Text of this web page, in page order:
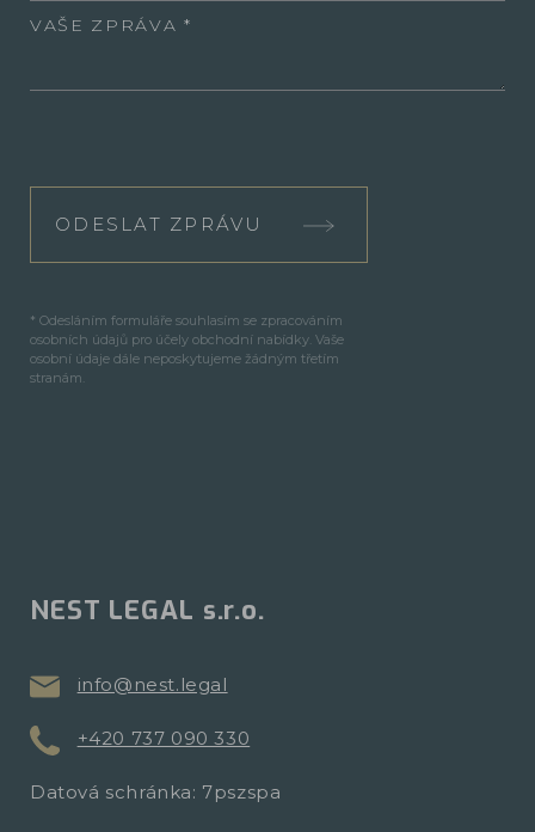
VAŠE ZPRÁVA
ODESLAT ZPRÁVU
* Odesláním formuláře souhlasím se zpracováním
osobních údajů pro účely obchodní nabídky. Vaše
osobní údaje dále neposkytujeme žádným třetím
stranám.
NEST LEGAL s.r.o.
info@nest.legal
+420 737 090 330
Datová schránka: 7pszspa